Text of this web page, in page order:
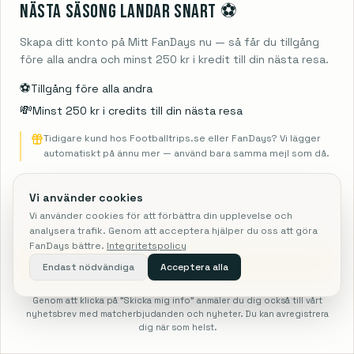
FLYG + BILJETT HOTELL + BILJETT
4. sep. 2026– 7. sep. 2026
PREMIERSHIP (DEN BEDSTE SKOTSKE FODBOLDRÆKKE)
7 051 SEK 4 478 SEK 8 783 SEK
Manchester City
4. sep. 2026 – 6. sep. 2026 2 nätter PREMIER LEAGUE
FLYG + BILJETT
4 793 SEK
HOTELL + BILJETT
3 681 SEK
PREMIUMPAKET
8 011 SEK
Nästa säsong landar snart ⚽️
Skapa ditt konto på Mitt FanDays nu — så får du tillgång
före alla andra och minst 250 kr i kredit till din nästa resa.
⚽️Tillgång före alla andra
💸Minst 250 kr i credits till din nästa resa
Tidigare kund hos Footballtrips.se eller FanDays? Vi lägger
automatiskt på ännu mer — använd bara samma mejl som då.
Skicka mig info
Genom att klicka på "Skicka mig info" anmäler du dig också till vårt
nyhetsbrev med matcherbjudanden och nyheter. Du kan avregistrera
dig när som helst.
Vi använder cookies
Vi använder cookies för att förbättra din upplevelse och
analysera trafik. Genom att acceptera hjälper du oss att göra
FanDays bättre. Integritetspolicy
Endast nödvändiga
Acceptera alla